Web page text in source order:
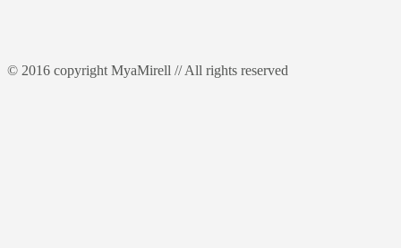
© 2016 copyright MyaMirell // All rights reserved